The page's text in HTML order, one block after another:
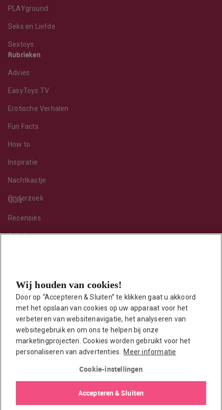
PLAYground
Seks en Liefde
Sextoys
Rubrieken
Advies
EasyToys TV
Erotische Verhalen
Fun Facts
How to
Inspiratie
Nachtkastje
Onderzoek
Quiz
Recensies
Sekshoroscoop
Toy van de maand
Vraag ’t onze seksuoloog
Interessante links
Seksuologen in Nederland
Erotisch verhaal insturen
EasyToys shop
Wij houden van cookies!
Door op “Accepteren & Sluiten” te klikken gaat u akkoord
met het opslaan van cookies op uw apparaat voor het
verbeteren van websitenavigatie, het analyseren van
websitegebruik en om ons te helpen bij onze
marketingprojecten. Cookies worden gebruikt voor het
personaliseren van advertenties. Meer informatie
Cookie-instellingen
Accepteren & Sluiten